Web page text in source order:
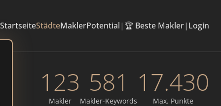
StartseiteStädteMaklerPotential| 🏆 Beste Makler| Login
123
Makler
581
Makler-Keywords
17.430
Max. Punkte